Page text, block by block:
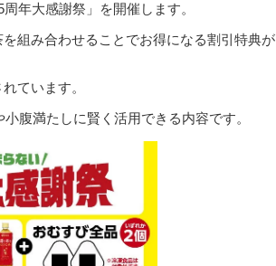
年大感謝祭」を開催します。
組み合わせることでお得になる割引特典が
ています。
腹満たしに賢く活用できる内容です。